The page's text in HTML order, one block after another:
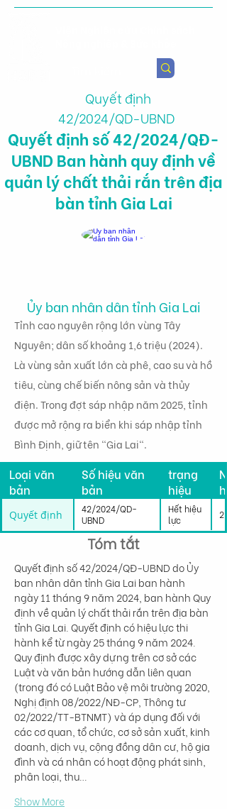
Quyết định
42/2024/QD-UBND
Quyết định số 42/2024/QĐ-
UBND Ban hành quy định về
quản lý chất thải rắn trên địa
bàn tỉnh Gia Lai
Ủy ban nhân dân tỉnh Gia Lai
Tỉnh cao nguyên rộng lớn vùng Tây
Nguyên; dân số khoảng 1,6 triệu (2024).
Là vùng sản xuất lớn cà phê, cao su và hồ
tiêu, cùng chế biến nông sản và thủy
điện. Trong đợt sáp nhập năm 2025, tỉnh
được mở rộng ra biển khi sáp nhập tỉnh
Bình Định, giữ tên "Gia Lai".
Loại văn
bản
Số hiệu văn
bản
trạng
hiệu
lực
Quyết định
42/2024/QD-
UBND
Hết hiệu
lực
Tóm tắt
Quyết định số 42/2024/QĐ-UBND do Ủy
ban nhân dân tỉnh Gia Lai ban hành
ngày 11 tháng 9 năm 2024, ban hành Quy
định về quản lý chất thải rắn trên địa bàn
tỉnh Gia Lai. Quyết định có hiệu lực thi
hành kể từ ngày 25 tháng 9 năm 2024.
Quy định được xây dựng trên cơ sở các
Luật và văn bản hướng dẫn liên quan
(trong đó có Luật Bảo vệ môi trường 2020,
Nghị định 08/2022/NĐ-CP, Thông tư
02/2022/TT-BTNMT) và áp dụng đối với
các cơ quan, tổ chức, cơ sở sản xuất, kinh
doanh, dịch vụ, cộng đồng dân cư, hộ gia
đình và cá nhân có hoạt động phát sinh,
phân loại, thu…
Show More